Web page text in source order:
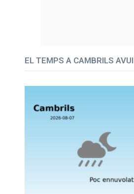
EL TEMPS A CAMBRILS AVUI